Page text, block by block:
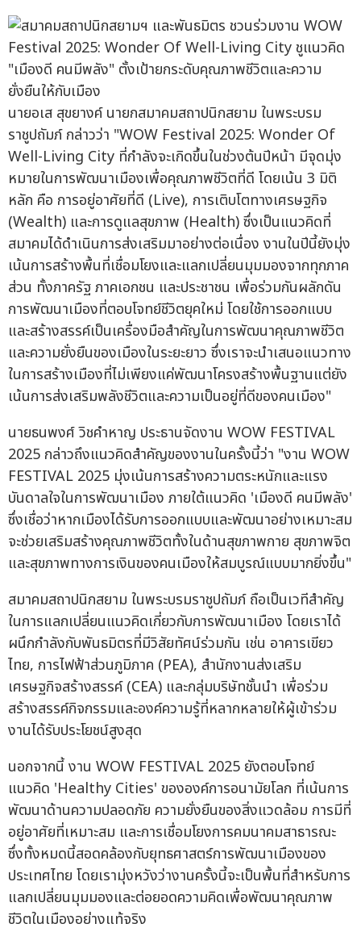
นายอเส สุขยางค์ นายกสมาคมสถาปนิกสยาม ในพระบรม
ราชูปถัมภ์ กล่าวว่า "WOW Festival 2025: Wonder Of
Well-Living City ที่กำลังจะเกิดขึ้นในช่วงต้นปีหน้า มีจุดมุ่ง
หมายในการพัฒนาเมืองเพื่อคุณภาพชีวิตที่ดี โดยเน้น 3 มิติ
หลัก คือ การอยู่อาศัยที่ดี (Live), การเติบโตทางเศรษฐกิจ
(Wealth) และการดูแลสุขภาพ (Health) ซึ่งเป็นแนวคิดที่
สมาคมได้ดำเนินการส่งเสริมมาอย่างต่อเนื่อง งานในปีนี้ยังมุ่ง
เน้นการสร้างพื้นที่เชื่อมโยงและแลกเปลี่ยนมุมมองจากทุกภาค
ส่วน ทั้งภาครัฐ ภาคเอกชน และประชาชน เพื่อร่วมกันผลักดัน
การพัฒนาเมืองที่ตอบโจทย์ชีวิตยุคใหม่ โดยใช้การออกแบบ
และสร้างสรรค์เป็นเครื่องมือสำคัญในการพัฒนาคุณภาพชีวิต
และความยั่งยืนของเมืองในระยะยาว ซึ่งเราจะนำเสนอแนวทาง
ในการสร้างเมืองที่ไม่เพียงแค่พัฒนาโครงสร้างพื้นฐานแต่ยัง
เน้นการส่งเสริมพลังชีวิตและความเป็นอยู่ที่ดีของคนเมือง"
นายธนพงศ์ วิชคำหาญ ประธานจัดงาน WOW FESTIVAL
2025 กล่าวถึงแนวคิดสำคัญของงานในครั้งนี้ว่า "งาน WOW
FESTIVAL 2025 มุ่งเน้นการสร้างความตระหนักและแรง
บันดาลใจในการพัฒนาเมือง ภายใต้แนวคิด 'เมืองดี คนมีพลัง'
ซึ่งเชื่อว่าหากเมืองได้รับการออกแบบและพัฒนาอย่างเหมาะสม
จะช่วยเสริมสร้างคุณภาพชีวิตทั้งในด้านสุขภาพกาย สุขภาพจิต
และสุขภาพทางการเงินของคนเมืองให้สมบูรณ์แบบมากยิ่งขึ้น"
สมาคมสถาปนิกสยาม ในพระบรมราชูปถัมภ์ ถือเป็นเวทีสำคัญ
ในการแลกเปลี่ยนแนวคิดเกี่ยวกับการพัฒนาเมือง โดยเราได้
ผนึกกำลังกับพันธมิตรที่มีวิสัยทัศน์ร่วมกัน เช่น อาคารเขียว
ไทย, การไฟฟ้าส่วนภูมิภาค (PEA), สำนักงานส่งเสริม
เศรษฐกิจสร้างสรรค์ (CEA) และกลุ่มบริษัทชั้นนำ เพื่อร่วม
สร้างสรรค์กิจกรรมและองค์ความรู้ที่หลากหลายให้ผู้เข้าร่วม
งานได้รับประโยชน์สูงสุด
นอกจากนี้ งาน WOW FESTIVAL 2025 ยังตอบโจทย์
แนวคิด 'Healthy Cities' ขององค์การอนามัยโลก ที่เน้นการ
พัฒนาด้านความปลอดภัย ความยั่งยืนของสิ่งแวดล้อม การมีที่
อยู่อาศัยที่เหมาะสม และการเชื่อมโยงการคมนาคมสาธารณะ
ซึ่งทั้งหมดนี้สอดคล้องกับยุทธศาสตร์การพัฒนาเมืองของ
ประเทศไทย โดยเรามุ่งหวังว่างานครั้งนี้จะเป็นพื้นที่สำหรับการ
แลกเปลี่ยนมุมมองและต่อยอดความคิดเพื่อพัฒนาคุณภาพ
ชีวิตในเมืองอย่างแท้จริง